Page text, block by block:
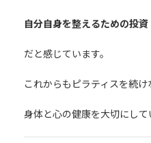
自分自身を整えるための投資
だと感じています。
これからもピラティスを続け
身体と心の健康を大切にして